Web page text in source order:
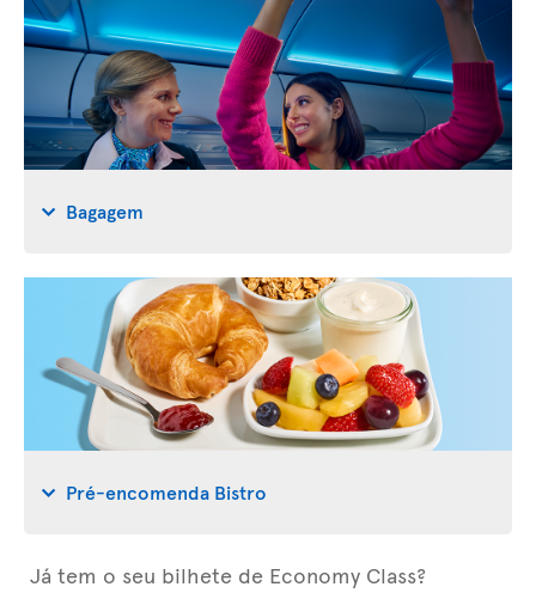
Bagagem
Pré-encomenda Bistro
Já tem o seu bilhete de Economy Class?